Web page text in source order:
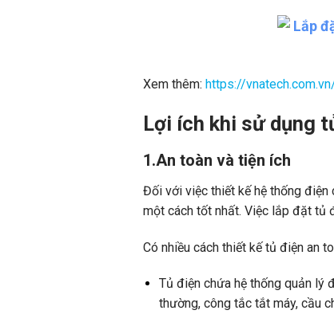
Xem thêm: https://
Lợi ích khi sử dụng
1.An toàn và tiện ích
Đối với việc thiết kế hệ thống
một cách tốt nhất. Việc lắp đặt tủ
Có nhiều cách thiết kế tủ điện an
Tủ điện chứa hệ thống quản lý
thường, công tắc tắt máy, cầu